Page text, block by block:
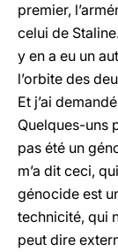
premier,
celui de
y en a eu un
l’orbite des
Et j’ai
Quelques-uns
pas été un
m’a dit ceci,
génocide est
technicité, qui
peut dire